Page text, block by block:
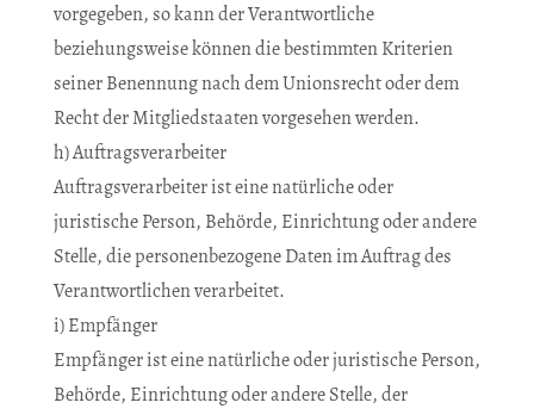
vorgegeben, so kann der Verantwortliche
beziehungsweise können die bestimmten Kriterien
seiner Benennung nach dem Unionsrecht oder dem
Recht der Mitgliedstaaten vorgesehen werden.
h) Auftragsverarbeiter
Auftragsverarbeiter ist eine natürliche oder
juristische Person, Behörde, Einrichtung oder andere
Stelle, die personenbezogene Daten im Auftrag des
Verantwortlichen verarbeitet.
i) Empfänger
Empfänger ist eine natürliche oder juristische Person,
Behörde, Einrichtung oder andere Stelle, der